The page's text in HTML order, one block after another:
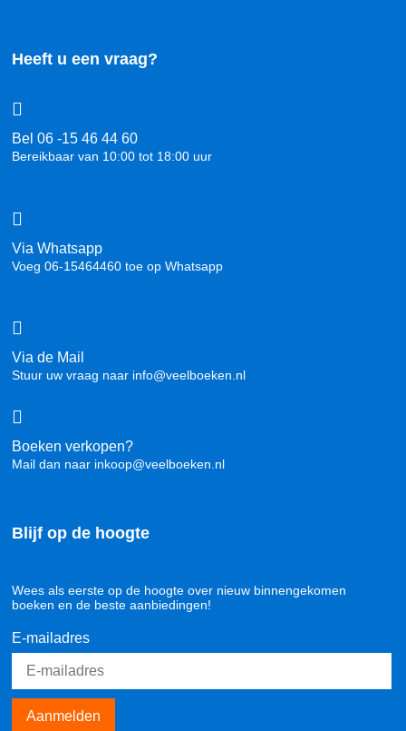
Heeft u een vraag?
Bel 06 -15 46 44 60
Bereikbaar van 10:00 tot 18:00 uur
Via Whatsapp
Voeg 06-15464460 toe op Whatsapp
Via de Mail
Stuur uw vraag naar info@veelboeken.nl
Boeken verkopen?
Mail dan naar inkoop@veelboeken.nl
Blijf op de hoogte
Wees als eerste op de hoogte over nieuw binnengekomen
boeken en de beste aanbiedingen!
E-mailadres
Aanmelden